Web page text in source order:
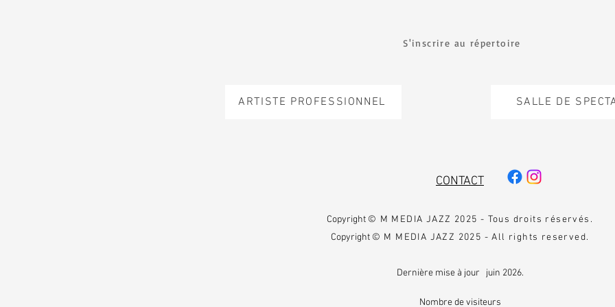
S'inscrire au répertoire
ARTISTE PROFESSIONNEL SALLE DE
CONTACT
Copyright © M MEDIA JAZZ 2025 - Tous droits réservés.
Copyright © M MEDIA JAZZ 2025 - All rights reserved.
Dernière mise à jour juin 2026.
Nombre de visiteurs